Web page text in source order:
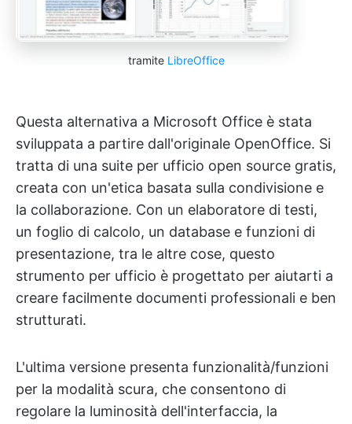
tramite LibreOffice
Questa alternativa a Microsoft Office è stata
sviluppata a partire dall'originale OpenOffice. Si
tratta di una suite per ufficio open source gratis,
creata con un'etica basata sulla condivisione e
la collaborazione. Con un elaboratore di testi,
un foglio di calcolo, un database e funzioni di
presentazione, tra le altre cose, questo
strumento per ufficio è progettato per aiutarti a
creare facilmente documenti professionali e ben
strutturati.
L'ultima versione presenta funzionalità/funzioni
per la modalità scura, che consentono di
regolare la luminosità dell'interfaccia, la